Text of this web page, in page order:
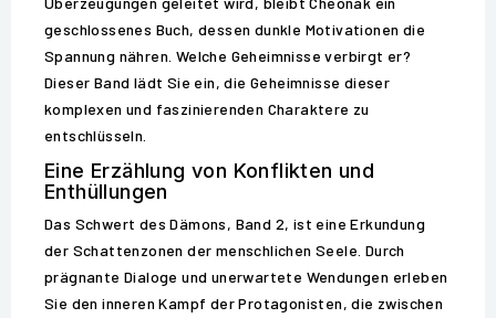
geschlossenes Buch, dessen dunkle Motivationen die
Spannung nähren. Welche Geheimnisse verbirgt er?
Dieser Band lädt Sie ein, die Geheimnisse dieser
komplexen und faszinierenden Charaktere zu
entschlüsseln.
Eine Erzählung von Konflikten und
Enthüllungen
Das Schwert des Dämons, Band 2, ist eine Erkundung
der Schattenzonen der menschlichen Seele. Durch
prägnante Dialoge und unerwartete Wendungen erleben
Sie den inneren Kampf der Protagonisten, die zwischen